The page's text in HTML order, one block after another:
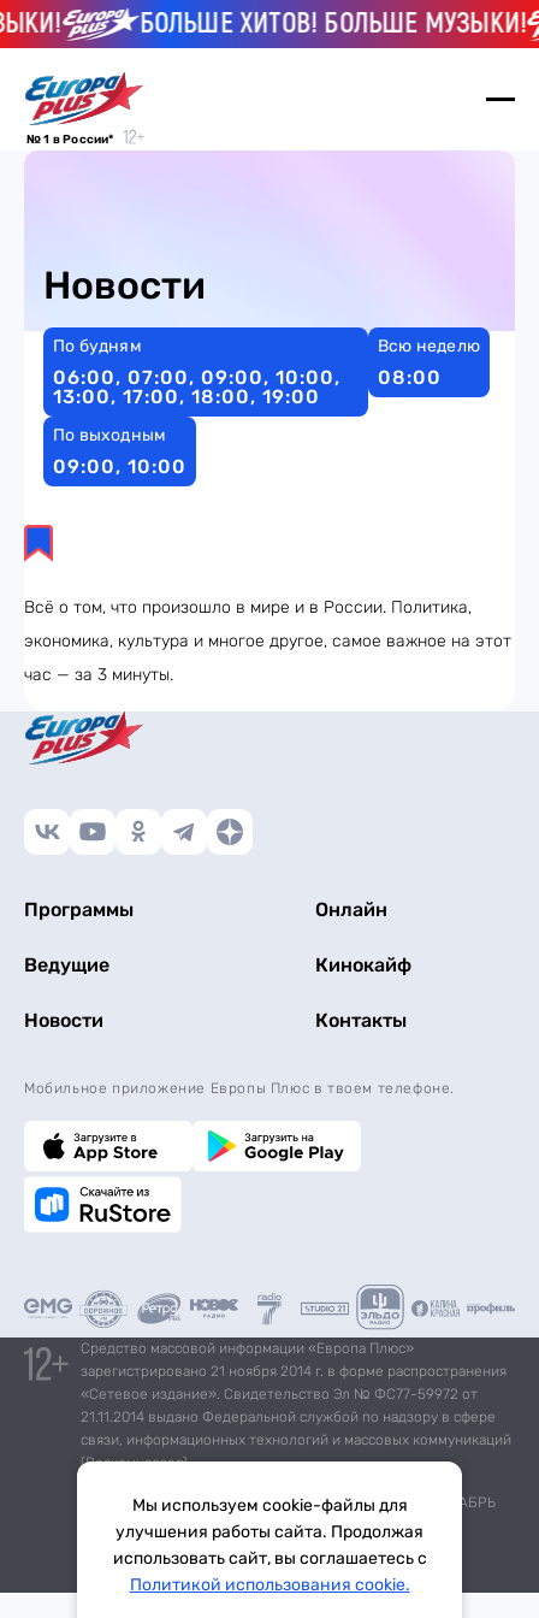
БОЛЬШЕ ХИТОВ! БОЛЬШЕ МУЗЫКИ!
№ 1 в России*
Новости
По будням
06:00, 07:00, 09:00, 10:00,
13:00, 17:00, 18:00, 19:00
Всю неделю
08:00
По выходным
09:00, 10:00
Всё о том, что произошло в мире и в России. Политика,
экономика, культура и многое другое, самое важное на этот
час — за 3 минуты.
Написать в эфир
Программы Онлайн
Ведущие Кинокайф
Новости Контакты
Мобильное приложение Европы Плюс в твоем телефоне.
Средство массовой информации «Европа Плюс»
зарегистрировано 21 ноября 2014 г. в форме распространения
«Сетевое издание». Свидетельство Эл № ФС77-59972 от
21.11.2014 выдано Федеральной службой по надзору в сфере
связи, информационных технологий и массовых коммуникаций
(Роскомнадзор).
*Mediascope, Radio Index – РОССИЯ 100К+, ИЮЛЬ - ДЕКАБРЬ
2025 г., AQH Share, население 12+
Мы используем cookie-файлы для
улучшения работы сайта. Продолжая
использовать сайт, вы соглашаетесь с
Политикой использования cookie.